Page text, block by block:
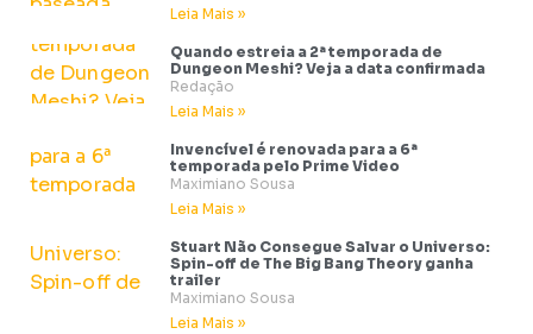
Leia Mais »
Quando estreia a 2ª temporada de
Dungeon Meshi? Veja a data confirmada
Redação
Leia Mais »
Invencível é renovada para a 6ª
temporada pelo Prime Video
Maximiano Sousa
Leia Mais »
Stuart Não Consegue Salvar o Universo:
Spin-off de The Big Bang Theory ganha
trailer
Maximiano Sousa
Leia Mais »